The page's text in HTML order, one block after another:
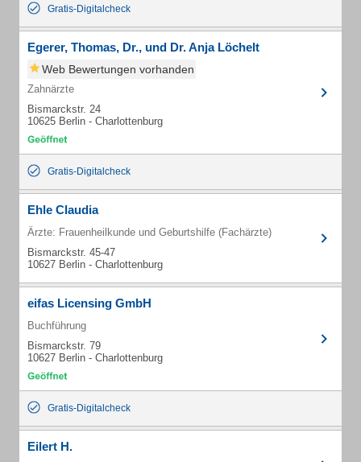
Gratis-Digitalcheck
Egerer, Thomas, Dr., und Dr. Anja Löchelt
Web Bewertungen vorhanden
Zahnärzte
Bismarckstr. 24
10625 Berlin - Charlottenburg
Gratis-Digitalcheck
Ehle Claudia
Ärzte: Frauenheilkunde und Geburtshilfe (Fachärzte)
Bismarckstr. 45-47
10627 Berlin - Charlottenburg
eifas Licensing GmbH
Buchführung
Bismarckstr. 79
10627 Berlin - Charlottenburg
Gratis-Digitalcheck
Eilert H.